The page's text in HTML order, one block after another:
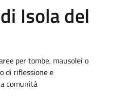
Isola del
per tombe, mausolei o
di riflessione e
comunità